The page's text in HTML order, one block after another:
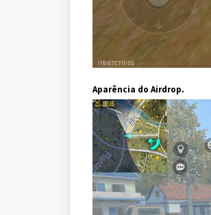
Aparência do Airdrop.